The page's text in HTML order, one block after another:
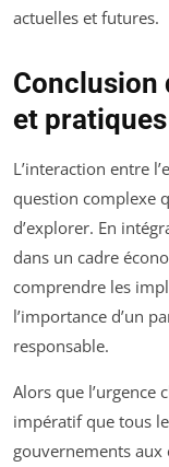
actuelles et futures.
Conclusion
et pratiques
L’interaction entre
question complexe
d’explorer. En
dans un cadre
comprendre les
l’importance d’un
responsable.
Alors que
impératif que tous
gouvernements aux